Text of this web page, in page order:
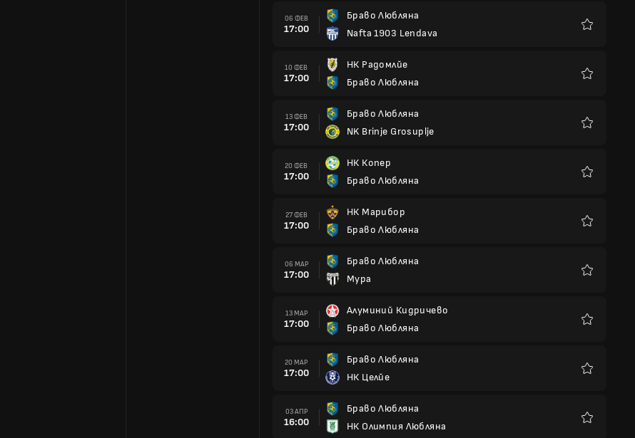
06 ФЕВ
17:00
Браво Любляна
Nafta 1903 Lendava
10 ФЕВ
17:00
НК Радомлйе
Браво Любляна
13 ФЕВ
17:00
Браво Любляна
NK Brinje Grosuplje
20 ФЕВ
17:00
НК Копер
Браво Любляна
27 ФЕВ
17:00
НК Марибор
Браво Любляна
06 МАР
17:00
Браво Любляна
Мура
13 МАР
17:00
Алуминий Кидричево
Браво Любляна
20 МАР
17:00
Браво Любляна
НК Целйе
03 АПР
16:00
Браво Любляна
НК Олимпия Любляна